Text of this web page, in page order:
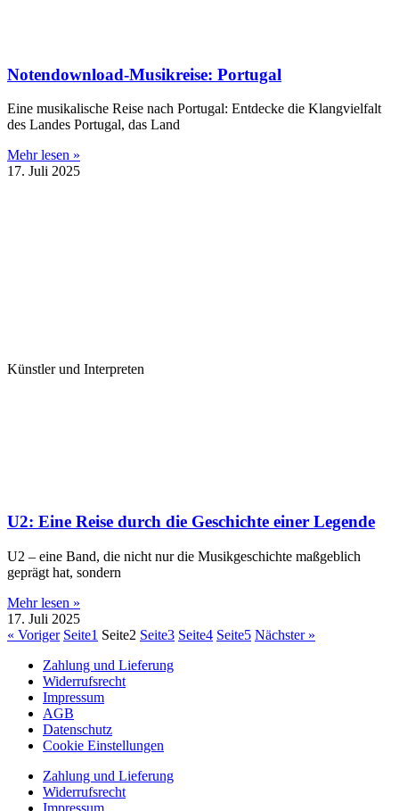
Notendownload-Musikreise: Portugal
Eine musikalische Reise nach Portugal: Entdecke die Klangvielfalt
des Landes Portugal, das Land
Mehr lesen »
17. Juli 2025
Künstler und Interpreten
U2: Eine Reise durch die Geschichte einer Legende
U2 – eine Band, die nicht nur die Musikgeschichte maßgeblich
geprägt hat, sondern
Mehr lesen »
17. Juli 2025
« Voriger Seite1 Seite2 Seite3 Seite4 Seite5 Nächster »
Zahlung und Lieferung
Widerrufsrecht
Impressum
AGB
Datenschutz
Cookie Einstellungen
Zahlung und Lieferung
Widerrufsrecht
Impressum